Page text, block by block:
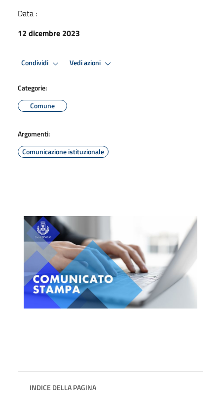
Data :
12 dicembre 2023
Condividi Vedi azioni
Categorie:
Comune
Argomenti:
Comunicazione istituzionale
INDICE DELLA PAGINA